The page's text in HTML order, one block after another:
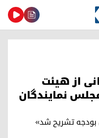
از هیئت
نمایندگان
تشریح شد»